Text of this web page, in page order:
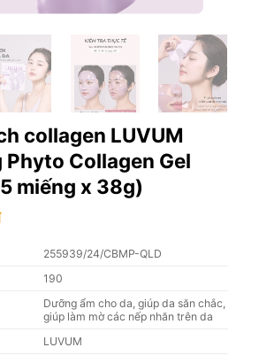
collagen LUVUM
Phyto Collagen Gel
miếng x 38g)
255939/24/CBMP-QLD
190
Dưỡng ẩm cho da, giúp da săn chắc,
giúp làm mờ các nếp nhăn trên da
LUVUM